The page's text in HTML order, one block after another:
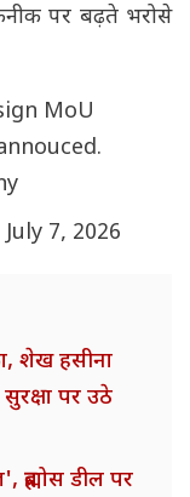
पर बढ़ते भरोसे
MoU
July 7, 2026
शेख हसीना
पर उठे
डील पर